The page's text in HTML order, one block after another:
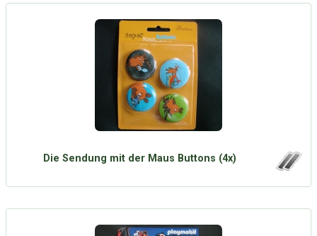
Die Sendung mit der Maus Buttons (4x)